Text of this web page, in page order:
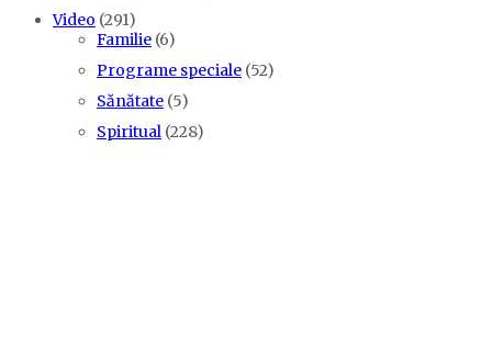
Video (291)
Familie (6)
Programe speciale (52)
Sănătate (5)
Spiritual (228)